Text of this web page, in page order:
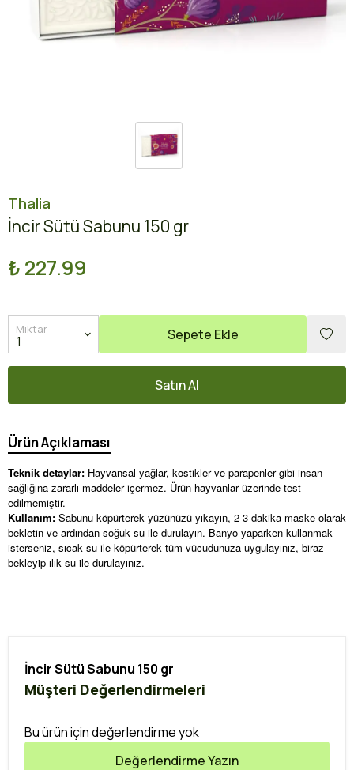
Thalia
İncir Sütü Sabunu 150 gr
₺ 227.99
Miktar Sepete Ekle
Satın Al
Ürün Açıklaması
Teknik detaylar: Hayvansal yağlar, kostikler ve parapenler gibi insan
sağlığına zararlı maddeler içermez. Ürün hayvanlar üzerinde test
edilmemiştir.
Kullanım: Sabunu köpürterek yüzünüzü yıkayın, 2-3 dakika maske olarak
bekletin ve ardından soğuk su ile durulayın. Banyo yaparken kullanmak
isterseniz, sıcak su ile köpürterek tüm vücudunuza uygulayınız, biraz
bekleyip ılık su ile durulayınız.
İncir Sütü Sabunu 150 gr
Müşteri Değerlendirmeleri
Bu ürün için değerlendirme yok
Değerlendirme Yazın